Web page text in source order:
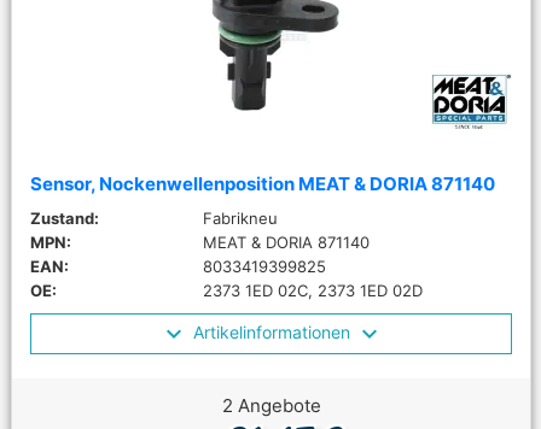
Sensor, Nockenwellenposition MEAT & DORIA 871140
Zustand:
Fabrikneu
MPN:
MEAT & DORIA 871140
EAN:
8033419399825
OE:
2373 1ED 02C, 2373 1ED 02D
Artikelinformationen
2 Angebote